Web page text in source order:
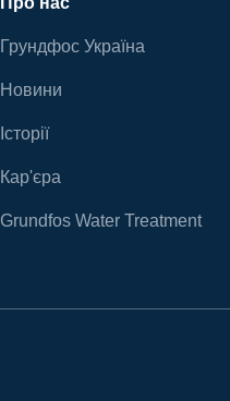
Грундфос Україна
Новини
Історії
Кар'єра
Grundfos Water Treatment